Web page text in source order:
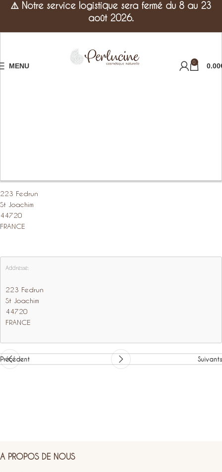
MENU 0 0.00
223 Fedrun
St Joachim
44720
FRANCE
Addresse:
223 Fedrun
St Joachim
44720
FRANCE
Précédent Suivants
A PROPOS DE NOUS
⚠️ Notre service logistique sera fermé du 8 au 23
août 2026.